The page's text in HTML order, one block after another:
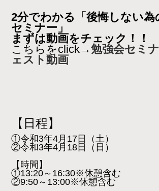
2分でわかる 「後悔しない
セミナー」
まずは動画をチェック！！
こちらをclick→勉強会セミ
ェスト動画
【日程】
①令和3年4月17日（土）
②令和3年4月18日（日）
【時間】
①13:20～16:30※休憩含む
②9:50～13:00※休憩含む